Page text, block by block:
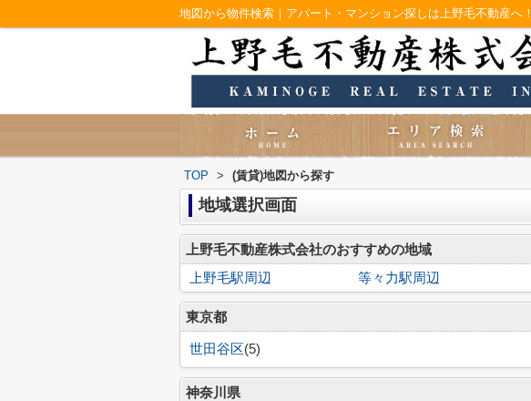
地図から物件検索｜アパート・マンション探しは上野毛不動産へ！
TOP > (賃貸)地図から探す
地域選択画面
上野毛不動産株式会社のおすすめの地域
上野毛駅周辺
等々力駅周辺
東京都
世田谷区(5)
神奈川県